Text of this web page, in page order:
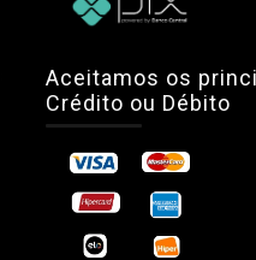
Aceitamos os
Crédito ou Débito